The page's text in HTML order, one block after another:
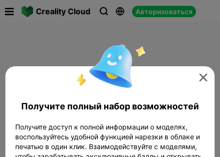
Creality Cloud   Авторизоваться

Получите полный набор возможностей
Получите доступ к полной информации о моделях,
воспользуйтесь удобной функцией нарезки в облаке и
печатью в один клик. Взаимодействуйте с моделями,